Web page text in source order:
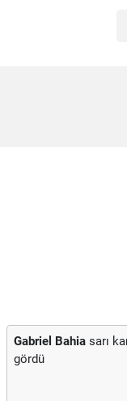
Gabriel Bahia sarı
gördü